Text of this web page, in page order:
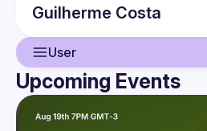
Guilherme Costa
User
User
Events
Upcoming Events